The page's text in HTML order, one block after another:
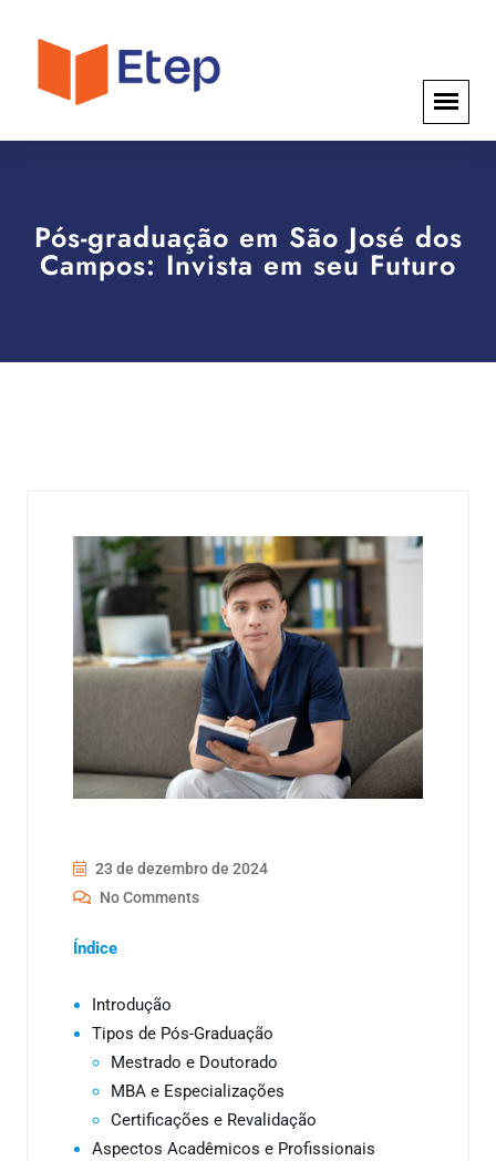
Pós-graduação em São José dos
Campos: Invista em seu Futuro
23 de dezembro de 2024
No Comments
Índice
Introdução
Tipos de Pós-Graduação
Mestrado e Doutorado
MBA e Especializações
Certificações e Revalidação
Aspectos Acadêmicos e Profissionais